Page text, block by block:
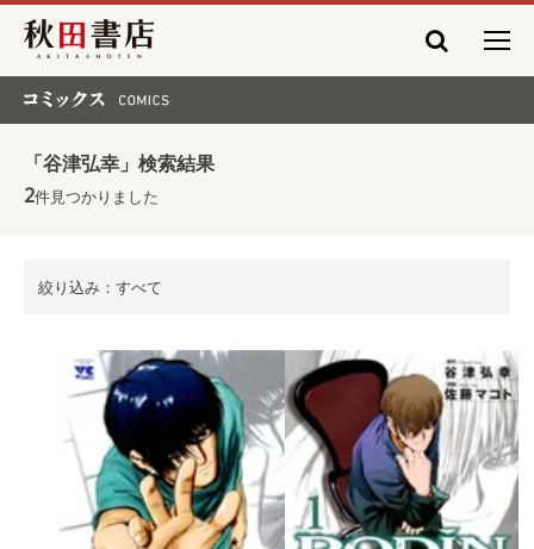
秋田書店
「谷津弘幸」検索結果
2件見つかりました
絞り込み：すべて